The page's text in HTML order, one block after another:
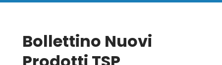
Bollettino Nuovi